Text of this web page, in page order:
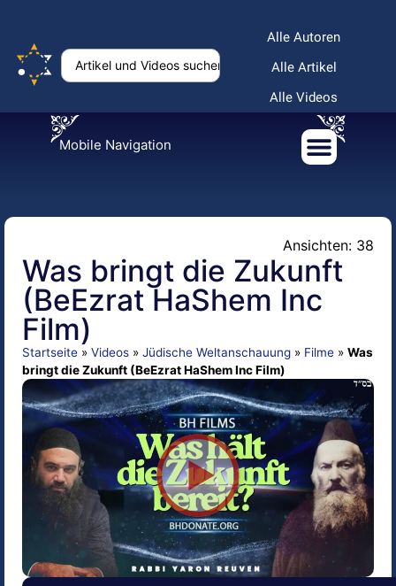
Alle Autoren
Alle Artikel
Alle Videos
Mobile Navigation
Ansichten: 38
Was bringt die Zukunft
(BeEzrat HaShem Inc
Film)
Startseite » Videos » Jüdische Weltanschauung » Filme » Was
bringt die Zukunft (BeEzrat HaShem Inc Film)